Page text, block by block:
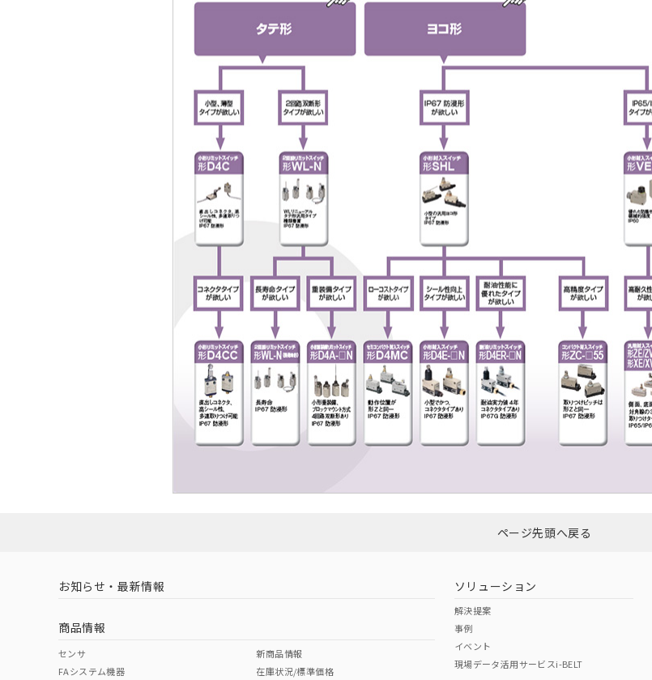
ページ先頭へ戻る
お知らせ・最新情報
商品情報
センサ
FAシステム機器
新商品情報
在庫状況/標準価格
ソリューション
解決提案
事例
イベント
現場データ活用サービスi-BELT